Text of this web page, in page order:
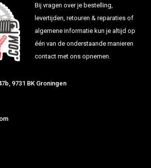
Bij vragen over je bestelling,
levertijden, retouren & reparaties of
algemene informatie kun je altijd op
één van de onderstaande manieren
contact met ons opnemen.
9731 BK Groningen